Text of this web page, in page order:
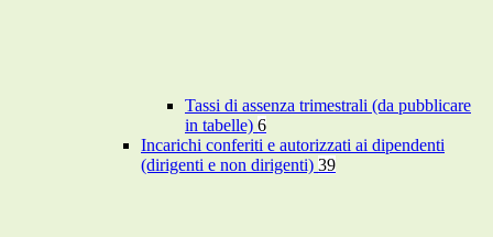
Tassi di assenza trimestrali (da pubblicare
in tabelle) 6
Incarichi conferiti e autorizzati ai dipendenti
(dirigenti e non dirigenti) 39